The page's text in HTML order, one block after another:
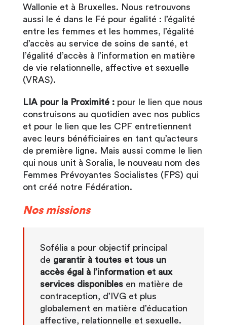
Wallonie et à Bruxelles. Nous retrouvons
aussi le é dans le Fé pour égalité : l’égalité
entre les femmes et les hommes, l’égalité
d’accès au service de soins de santé, et
l’égalité d’accès à l’information en matière
de vie relationnelle, affective et sexuelle
(VRAS).
LIA pour la Proximité : pour le lien que nous
construisons au quotidien avec nos publics
et pour le lien que les CPF entretiennent
avec leurs bénéficiaires en tant qu’acteurs
de première ligne. Mais aussi comme le lien
qui nous unit à Soralia, le nouveau nom des
Femmes Prévoyantes Socialistes (FPS) qui
ont créé notre Fédération.
Nos missions
Sofélia a pour objectif principal
de garantir à toutes et tous un
accès égal à l’information et aux
services disponiblesen matière de
contraception, d’IVG et plus
globalement en matière d’éducation
affective, relationnelle et sexuelle.